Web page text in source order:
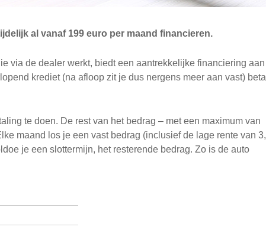
al vanaf 199 euro per maand financieren.
via de dealer werkt, biedt een aantrekkelijke financiering aan
krediet (na afloop zit je dus nergens meer aan vast)
te doen. De rest van het bedrag – met een maximum van
maand los je een vast bedrag (inclusief de lage rente van
je een slottermijn, het resterende bedrag. Zo is de auto